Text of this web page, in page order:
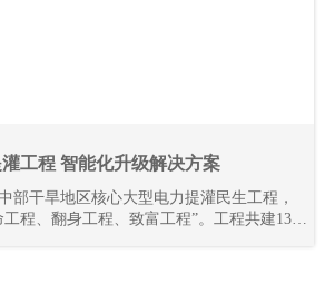
工程 智能化升级解决方案
部干旱地区核心大型电力提灌民生工程，
程、翻身工程、致富工程”。工程共建13座